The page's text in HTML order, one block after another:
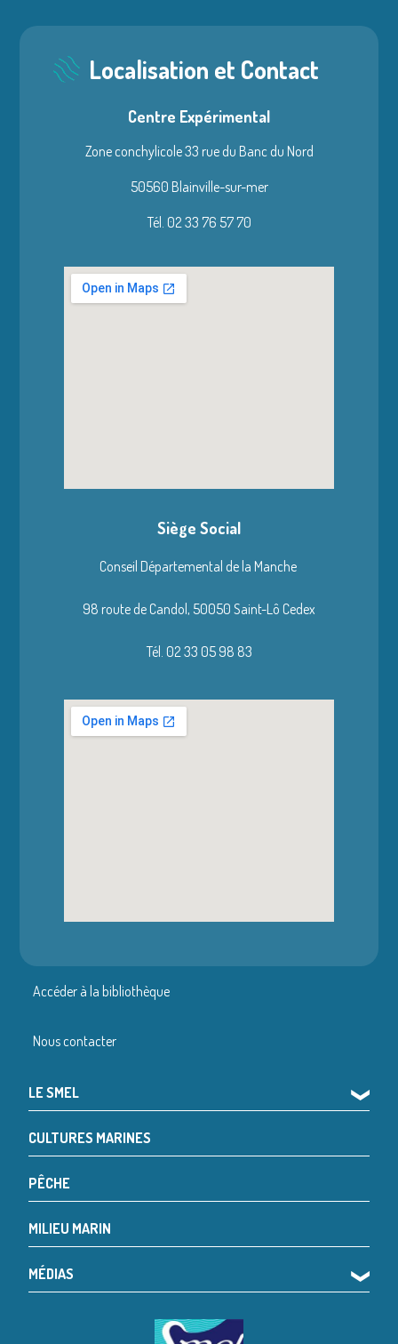
Localisation et Contact
Centre Expérimental
Zone conchylicole 33 rue du Banc du Nord
50560 Blainville-sur-mer
Tél. 02 33 76 57 70
Siège Social
Conseil Départemental de la Manche
98 route de Candol, 50050 Saint-Lô Cedex
Tél. 02 33 05 98 83
Accéder à la bibliothèque
Nous contacter
LE SMEL ❯
CULTURES MARINES
PÊCHE
MILIEU MARIN
MÉDIAS ❯